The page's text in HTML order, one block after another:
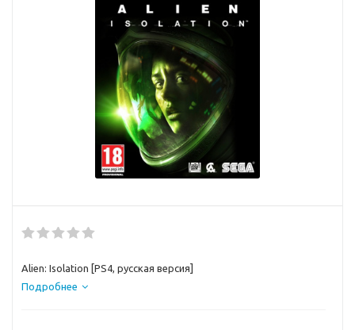
Alien: Isolation [PS4, русская версия]
Подробнее